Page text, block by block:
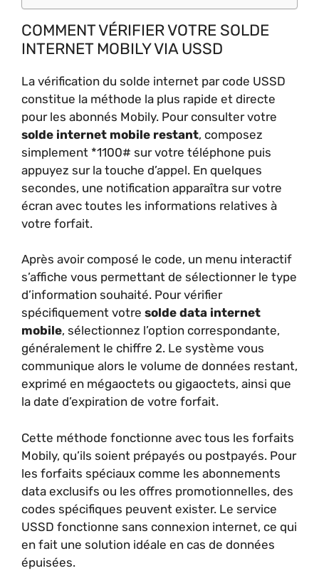
COMMENT VÉRIFIER VOTRE SOLDE
INTERNET MOBILY VIA USSD
La vérification du solde internet par code USSD
constitue la méthode la plus rapide et directe
pour les abonnés Mobily. Pour consulter votre
solde internet mobile restant, composez
simplement *1100# sur votre téléphone puis
appuyez sur la touche d’appel. En quelques
secondes, une notification apparaîtra sur votre
écran avec toutes les informations relatives à
votre forfait.
Après avoir composé le code, un menu interactif
s’affiche vous permettant de sélectionner le type
d’information souhaité. Pour vérifier
spécifiquement votre solde data internet
mobile, sélectionnez l’option correspondante,
généralement le chiffre 2. Le système vous
communique alors le volume de données restant,
exprimé en mégaoctets ou gigaoctets, ainsi que
la date d’expiration de votre forfait.
Cette méthode fonctionne avec tous les forfaits
Mobily, qu’ils soient prépayés ou postpayés. Pour
les forfaits spéciaux comme les abonnements
data exclusifs ou les offres promotionnelles, des
codes spécifiques peuvent exister. Le service
USSD fonctionne sans connexion internet, ce qui
en fait une solution idéale en cas de données
épuisées.